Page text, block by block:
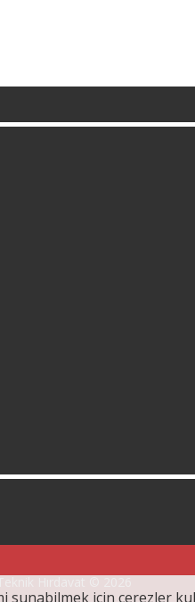
sunabilmek için çerezler